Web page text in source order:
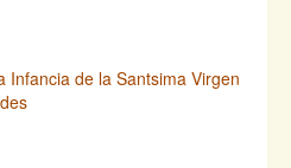
Infancia de la Santsima Virgen